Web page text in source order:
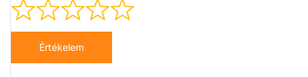
Értékelem